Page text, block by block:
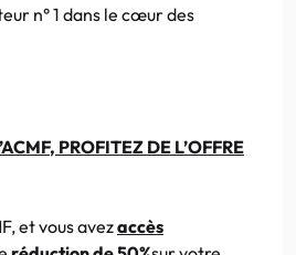
n° 1 dans le cœurdes
, PROFITEZ DE L’OFFRE
, et vous avezaccès